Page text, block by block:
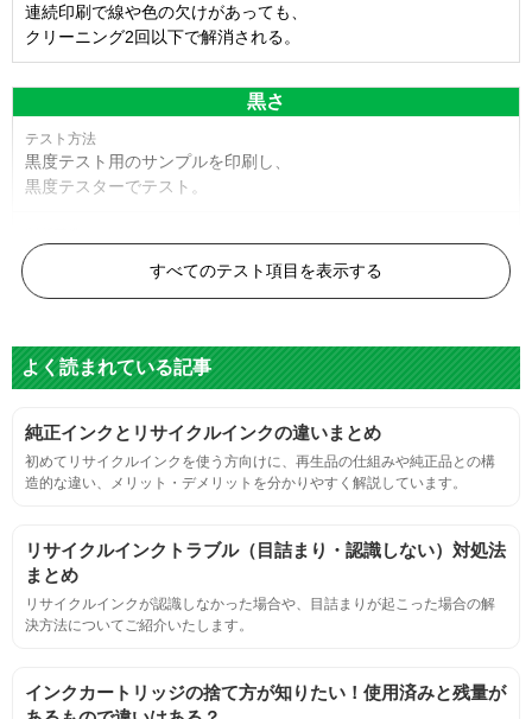
連続印刷で線や色の欠けがあっても、
クリーニング2回以下で解消される。
黒さ
黒度テスト用のサンプルを印刷し、
黒度テスターでテスト。
黒度の技術基準に適合する。
標準カラーサンプルを印刷する。
鮮やか、リアル、彩度、シャープなど、
標準カラ―サンプルと比べて大きな違いがないこと。
におい
サンプルシートを印刷し、直接においを嗅ぐ。
すべてのテスト項目を表示する
よく読まれている記事
純正インクとリサイクルインクの違いまとめ
初めてリサイクルインクを使う方向けに、再生品の仕組みや純正品との構
造的な違い、メリット・デメリットを分かりやすく解説しています。
リサイクルインクトラブル（目詰まり・認識しない）対処法
まとめ
リサイクルインクが認識しなかった場合や、目詰まりが起こった場合の解
決方法についてご紹介いたします。
インクカートリッジの捨て方が知りたい！使用済みと残量が